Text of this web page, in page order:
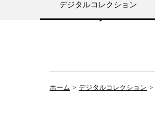
デジタルコレクション
ホーム デジタルコレクション